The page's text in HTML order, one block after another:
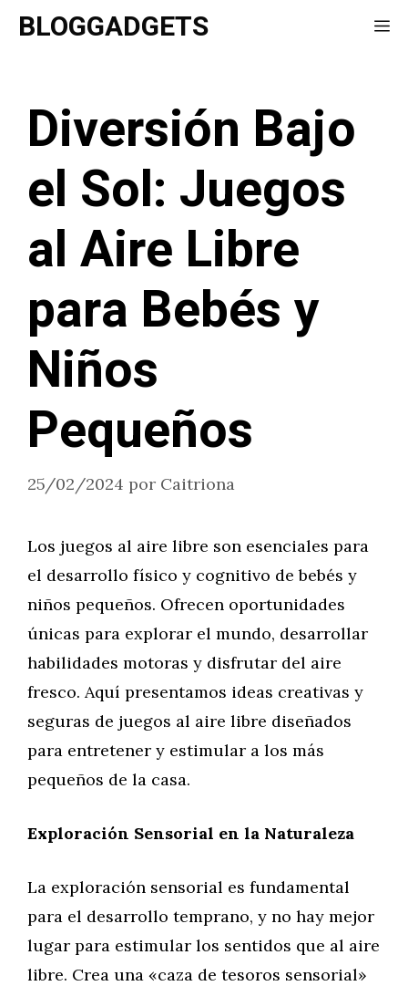
SaltarBLOGGADGETS
Diversión Bajo
el Sol: Juegos
al Aire Libre
para Bebés y
Niños
Pequeños
25/02/2024 por Caitriona
Los juegos al aire libre son esenciales para
el desarrollo físico y cognitivo de bebés y
niños pequeños. Ofrecen oportunidades
únicas para explorar el mundo, desarrollar
habilidades motoras y disfrutar del aire
fresco. Aquí presentamos ideas creativas y
seguras de juegos al aire libre diseñados
para entretener y estimular a los más
pequeños de la casa.
Exploración Sensorial en la Naturaleza
La exploración sensorial es fundamental
para el desarrollo temprano, y no hay mejor
lugar para estimular los sentidos que al aire
libre. Crea una «caza de tesoros sensorial»